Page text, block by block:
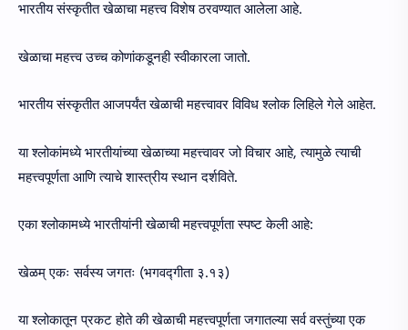
भारतीय संस्कृतीत खेळाचा महत्त्व विशेष ठरवण्यात आलेला आहे.
खेळाचा महत्त्व उच्च कोणांकडूनही स्वीकारला जातो.
भारतीय संस्कृतीत आजपर्यंत खेळाची महत्त्वावर विविध श्लोक लिहिले गेले आहेत.
या श्लोकांमध्ये भारतीयांच्या खेळाच्या महत्त्वावर जो विचार आहे, त्यामुळे त्याची
महत्त्वपूर्णता आणि त्याचे शास्त्रीय स्थान दर्शविते.
एका श्लोकामध्ये भारतीयांनी खेळाची महत्त्वपूर्णता स्पष्ट केली आहे:
खेळम् एकः सर्वस्य जगतः (भगवद्गीता ३.१३)
या श्लोकातून प्रकट होते की खेळाची महत्त्वपूर्णता जगातल्या सर्व वस्तुंच्या एक